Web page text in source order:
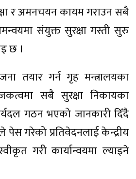
र अमनचयन कायम गराउन सबै
संयुक्त सुरक्षा गस्ती सुरु
छ ।
तयार गर्न गृह मन्त्रालयका
सबै सुरक्षा निकायका
गठन भएको जानकारी दिँदै
पेस गरेको प्रतिवेदनलाई केन्द्रीय
गरी कार्यान्वयमा ल्याइने